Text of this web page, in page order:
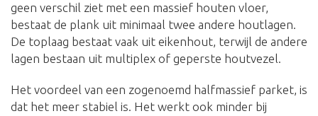
geen verschil ziet met een massief houten vloer,
bestaat de plank uit minimaal twee andere houtlagen.
De toplaag bestaat vaak uit eikenhout, terwijl de andere
lagen bestaan uit multiplex of geperste houtvezel.
Het voordeel van een zogenoemd halfmassief parket, is
dat het meer stabiel is. Het werkt ook minder bij